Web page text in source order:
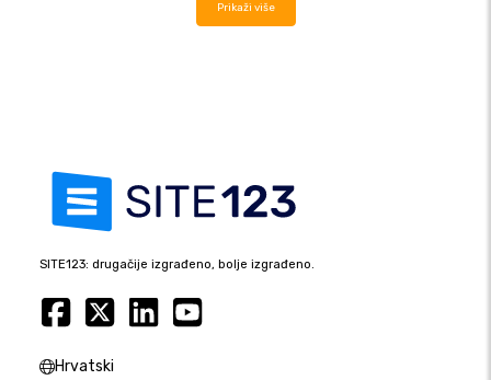
Prikaži više
SITE123: drugačije izgrađeno, bolje izgrađeno.
Hrvatski